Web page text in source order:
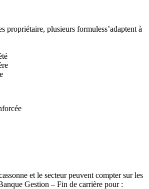
propriétaire, plusieurs formuless’adaptent à
et le secteur peuvent compter sur les
Gestion – Fin de carrière pour :